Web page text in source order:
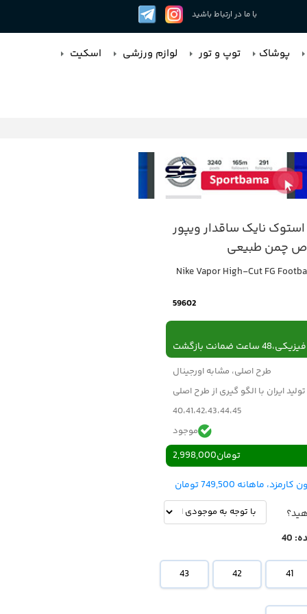
با ما در ارتباط باشید
پوشاک توپ و تور لوازم ورزشی اسکیت
نایک ساقدار ویپور
چمن طبیعی
Nike Vapor High-Cut FG
59602
ضمانت بازگشت
طرح اصلی، مشابه اورجینال
تولید ایران با الگو گیری از طرح اصلی
40،41،42،43،44،45
موجود
2,998,000تومان
40
41
42
43